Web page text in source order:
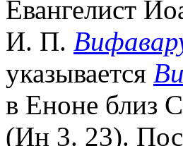
Евангелист
И. П.
указывается
в Еноне близ
(Ин 3. 23).